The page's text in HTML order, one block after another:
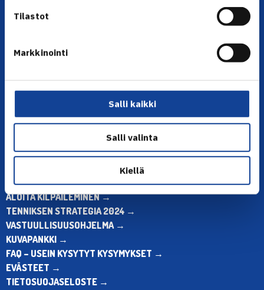
Tilastot
Markkinointi
Salli kaikki
Salli valinta
Kiellä
Olympiastadion, Paavo Nurmen tie 1, 00250 Helsinki
Puh. 010 574 3959
Toimiston puhelinajat:
Muina aikoina olkaa yhteydessä
sähköpostitse: toimisto@tennis.fi
KAIKKI YHTEYSTIEDOT →
ALOITA HARRASTUS →
ALOITA KILPAILEMINEN →
TENNIKSEN STRATEGIA 2024 →
VASTUULLISUUSOHJELMA →
KUVAPANKKI →
FAQ – USEIN KYSYTYT KYSYMYKSET →
EVÄSTEET →
TIETOSUOJASELOSTE →